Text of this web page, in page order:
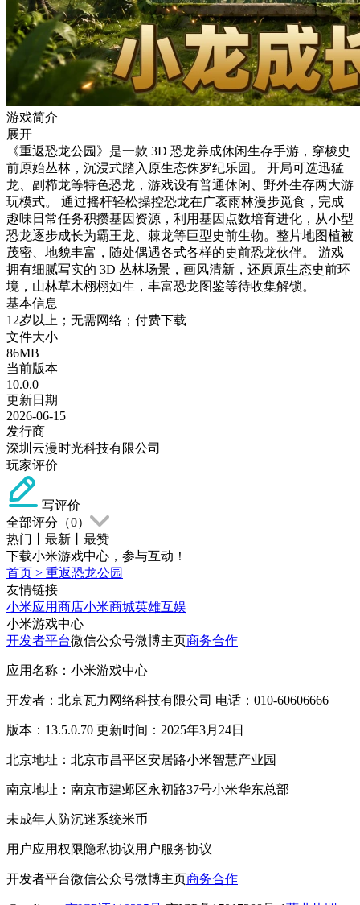
游戏简介
展开
《重返恐龙公园》是一款 3D 恐龙养成休闲生存手游，穿梭史
前原始丛林，沉浸式踏入原生态侏罗纪乐园。 开局可选迅猛
龙、副栉龙等特色恐龙，游戏设有普通休闲、野外生存两大游
玩模式。 通过摇杆轻松操控恐龙在广袤雨林漫步觅食，完成
趣味日常任务积攒基因资源，利用基因点数培育进化，从小型
恐龙逐步成长为霸王龙、棘龙等巨型史前生物。整片地图植被
茂密、地貌丰富，随处偶遇各式各样的史前恐龙伙伴。 游戏
拥有细腻写实的 3D 丛林场景，画风清新，还原原生态史前环
境，山林草木栩栩如生，丰富恐龙图鉴等待收集解锁。
基本信息
12岁以上；无需网络；付费下载
文件大小
86MB
当前版本
10.0.0
更新日期
2026-06-15
发行商
深圳云漫时光科技有限公司
玩家评价
写评价
全部评分（0）
热门
最新
最赞
下载小米游戏中心，参与互动！
首页 > 重返恐龙公园
友情链接
小米应用商店小米商城英雄互娱
小米游戏中心
开发者平台微信公众号微博主页商务合作
应用名称：小米游戏中心
开发者：北京瓦力网络科技有限公司 电话：010-60606666
版本：13.5.0.70 更新时间：2025年3月24日
北京地址：北京市昌平区安居路小米智慧产业园
南京地址：南京市建邺区永初路37号小米华东总部
未成年人防沉迷系统米币
用户应用权限隐私协议用户服务协议
开发者平台微信公众号微博主页商务合作